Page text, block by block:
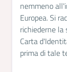
nemmeno
Europea.Si
richiederne
Carta
prima di tale